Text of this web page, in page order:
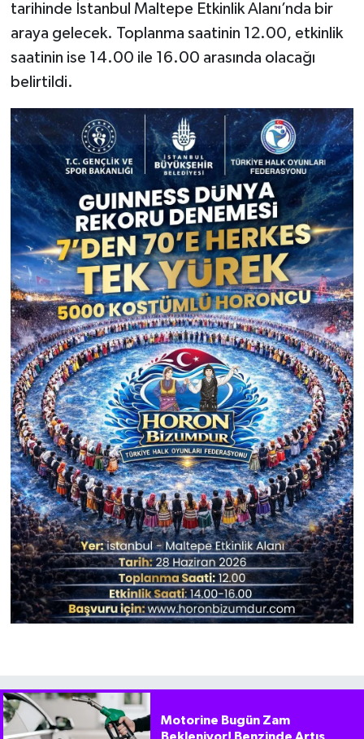
tarihinde İstanbul Maltepe Etkinlik Alanı’nda bir
araya gelecek. Toplanma saatinin 12.00, etkinlik
saatinin ise 14.00 ile 16.00 arasında olacağı
belirtildi.
Motorine Bugün Zam